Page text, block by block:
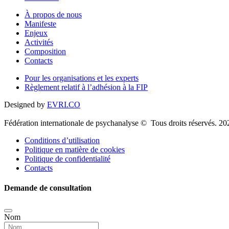
À propos de nous
Manifeste
Enjeux
Activités
Composition
Contacts
Pour les organisations et les experts
Règlement relatif à l’adhésion à la FIP
Designed by EVRI.CO
Fédération internationale de psychanalyse © Tous droits réservés.
Conditions d’utilisation
Politique en matière de cookies
Politique de confidentialité
Contacts
Demande de consultation
Nom